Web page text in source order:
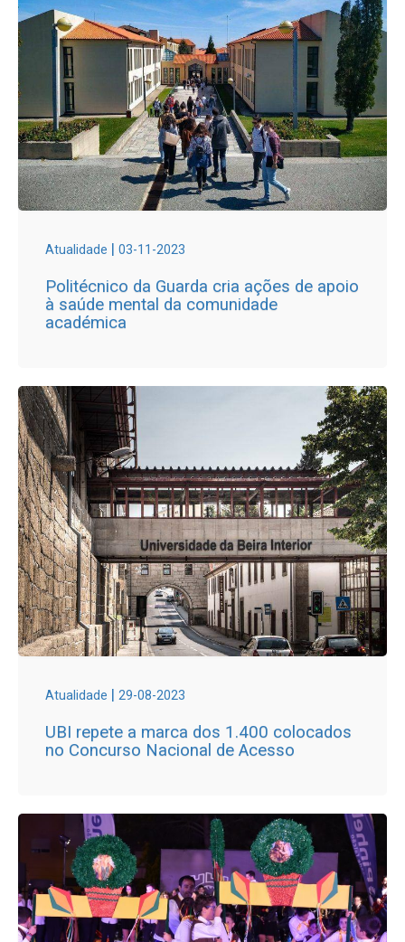
Atualidade | 03-11-2023
Politécnico da Guarda cria ações de apoio
à saúde mental da comunidade
académica
Atualidade | 29-08-2023
UBI repete a marca dos 1.400 colocados
no Concurso Nacional de Acesso